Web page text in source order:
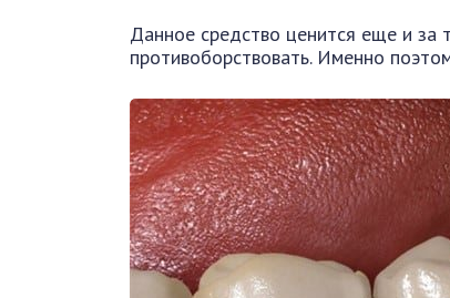
Данное средство ценится еще и за
противоборствовать. Именно